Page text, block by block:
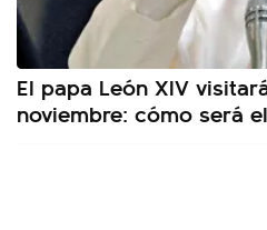
El papa León XIV
noviembre: cómo será